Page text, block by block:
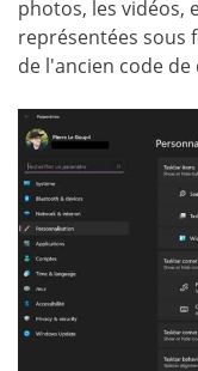
photos, les vidéos,
représentées sous
de l'ancien code